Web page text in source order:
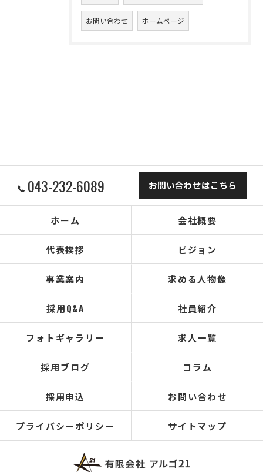
お問い合わせ ホームページ
043-232-6089 お問い合わせはこちら
ホーム 会社概要
代表挨拶 ビジョン
事業案内 求める人物像
採用Q&A 社員紹介
フォトギャラリー 求人一覧
採用ブログ コラム
採用申込 お問い合わせ
プライバシーポリシー サイトマップ